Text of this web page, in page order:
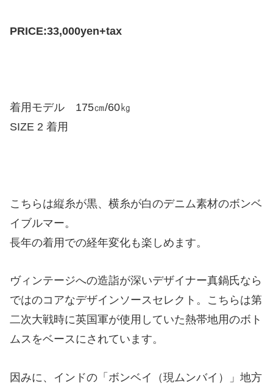
PRICE:33,000yen+tax
着用モデル 175㎝/60㎏
SIZE 2 着用
こちらは縦糸が黒、横糸が白のデニム素材のボンベ
イブルマー。
長年の着用での経年変化も楽しめます。
ヴィンテージへの造詣が深いデザイナー真鍋氏なら
ではのコアなデザインソースセレクト。こちらは第
二次大戦時に英国軍が使用していた熱帯地用のボト
ムスをベースにされています。
因みに、インドの「ボンベイ（現ムンバイ）」地方